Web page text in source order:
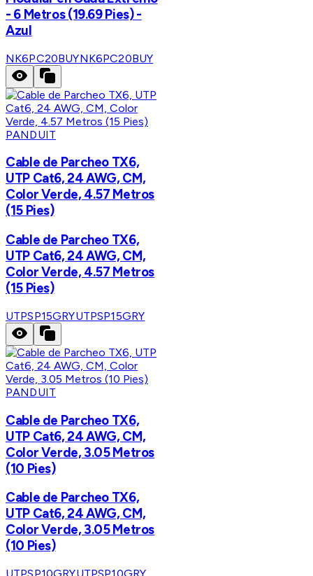
- 6 Metros (19.69 Pies) -
Azul
NK6PC20BUYNK6PC20BUY
PANDUIT
Cable de Parcheo TX6,
UTP Cat6, 24 AWG, CM,
Color Verde, 4.57 Metros
(15 Pies)
Cable de Parcheo TX6,
UTP Cat6, 24 AWG, CM,
Color Verde, 4.57 Metros
(15 Pies)
UTPSP15GRYUTPSP15GRY
PANDUIT
Cable de Parcheo TX6,
UTP Cat6, 24 AWG, CM,
Color Verde, 3.05 Metros
(10 Pies)
Cable de Parcheo TX6,
UTP Cat6, 24 AWG, CM,
Color Verde, 3.05 Metros
(10 Pies)